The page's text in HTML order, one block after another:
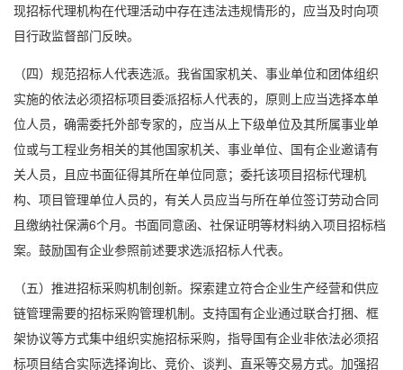
现招标代理机构在代理活动中存在违法违规情形的，应当及时向项
目行政监督部门反映。
（四）规范招标人代表选派。我省国家机关、事业单位和团体组织
实施的依法必须招标项目委派招标人代表的，原则上应当选择本单
位人员，确需委托外部专家的，应当从上下级单位及其所属事业单
位或与工程业务相关的其他国家机关、事业单位、国有企业邀请有
关人员，且应书面征得其所在单位同意；委托该项目招标代理机
构、项目管理单位人员的，有关人员应当与所在单位签订劳动合同
且缴纳社保满6个月。书面同意函、社保证明等材料纳入项目招标档
案。鼓励国有企业参照前述要求选派招标人代表。
（五）推进招标采购机制创新。探索建立符合企业生产经营和供应
链管理需要的招标采购管理机制。支持国有企业通过联合打捆、框
架协议等方式集中组织实施招标采购，指导国有企业非依法必须招
标项目结合实际选择询比、竞价、谈判、直采等交易方式。加强招